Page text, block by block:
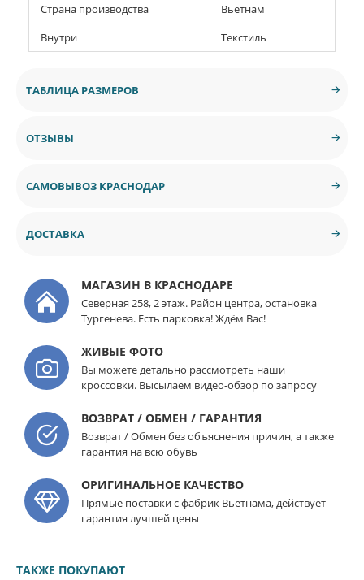
Страна производства
Вьетнам
Внутри
Текстиль
ТАБЛИЦА РАЗМЕРОВ
ОТЗЫВЫ
САМОВЫВОЗ КРАСНОДАР
ДОСТАВКА
МАГАЗИН В КРАСНОДАРЕ
Северная 258, 2 этаж. Район центра, остановка
Тургенева. Есть парковка! Ждём Вас!
ЖИВЫЕ ФОТО
Вы можете детально рассмотреть наши
кроссовки. Высылаем видео-обзор по запросу
ВОЗВРАТ / ОБМЕН / ГАРАНТИЯ
Возврат / Обмен без объяснения причин, а также
гарантия на всю обувь
ОРИГИНАЛЬНОЕ КАЧЕСТВО
Прямые поставки с фабрик Вьетнама, действует
гарантия лучшей цены
ТАКЖЕ ПОКУПАЮТ